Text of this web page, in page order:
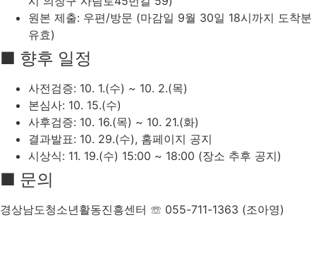
원본 제출: 우편/방문 (마감일 9월 30일 18시까지 도착분
유효)
■ 향후 일정
사전검증: 10. 1.(수) ~ 10. 2.(목)
본심사: 10. 15.(수)
사후검증: 10. 16.(목) ~ 10. 21.(화)
결과발표: 10. 29.(수), 홈페이지 공지
시상식: 11. 19.(수) 15:00 ~ 18:00 (장소 추후 공지)
■ 문의
경상남도청소년활동진흥센터 ☏ 055-711-1363 (조아영)